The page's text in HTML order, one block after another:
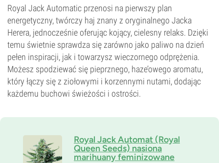
Royal Jack Automatic przenosi na pierwszy plan
energetyczny, twórczy haj znany z oryginalnego Jacka
Herera, jednocześnie oferując kojący, cielesny relaks. Dzięki
temu świetnie sprawdza się zarówno jako paliwo na dzień
pełen inspiracji, jak i towarzysz wieczornego odprężenia.
Możesz spodziewać się pieprznego, haze’owego aromatu,
który łączy się z ziołowymi i korzennymi nutami, dodając
każdemu buchowi świeżości i ostrości.
Royal Jack Automat (Royal
Queen Seeds) nasiona
marihuany feminizowane